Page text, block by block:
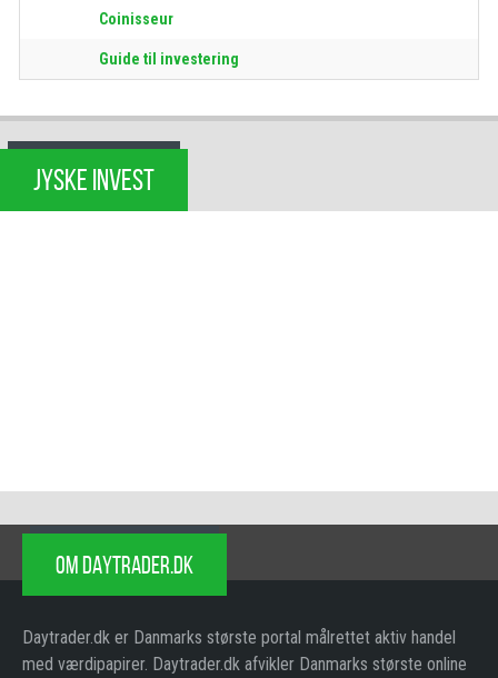
Coinisseur
Guide til investering
JYSKE INVEST
OM DAYTRADER.DK
Daytrader.dk er Danmarks største portal målrettet aktiv handel
med værdipapirer. Daytrader.dk afvikler Danmarks største online